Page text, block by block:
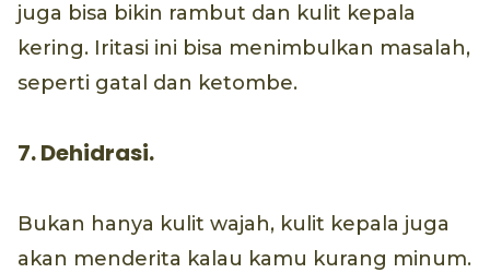
juga bisa bikin rambut dan kulit kepala
kering. Iritasi ini bisa menimbulkan masalah,
seperti gatal dan ketombe.
7. Dehidrasi.
Bukan hanya kulit wajah, kulit kepala juga
akan menderita kalau kamu kurang minum.